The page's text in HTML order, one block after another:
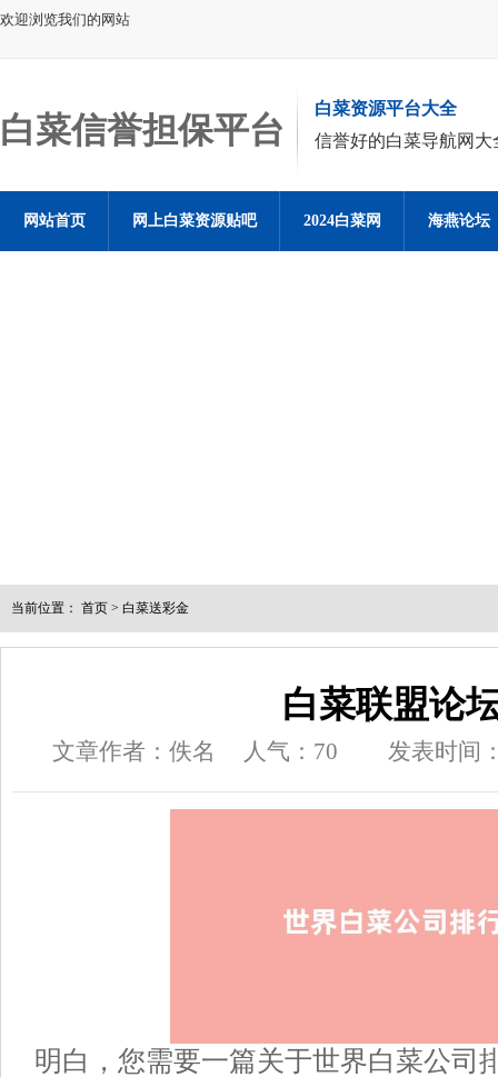
欢迎浏览我们的网站
白菜信誉担保平台
白菜资源平台大全
信誉好的白菜导航网大
网站首页 网上白菜资源贴吧 2024白菜网 海燕论坛
当前位置： 首页 > 白菜送彩金
白菜联盟论
文章作者：佚名 人气： 70 发表时间
明白，您需要一篇关于世界白菜公司